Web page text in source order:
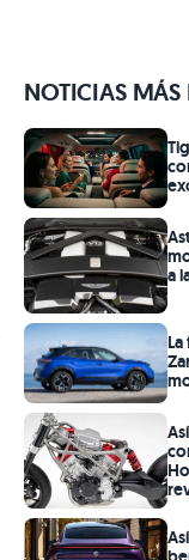
NOTICIAS MÁS
a